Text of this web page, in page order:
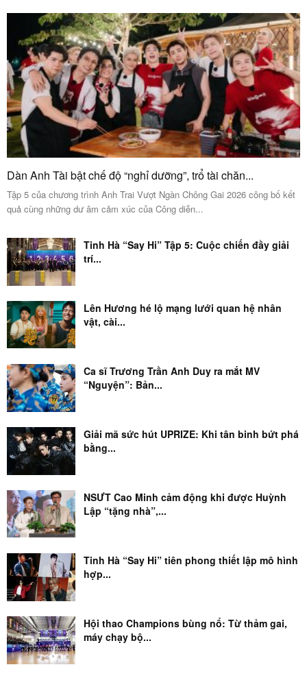
Dàn Anh Tài bật chế độ “nghỉ dưỡng”, trổ tài chăn...
Tập 5 của chương trình Anh Trai Vượt Ngàn Chông Gai 2026 công bố kết
quả cùng những dư âm cảm xúc của Công diễn...
Tinh Hà “Say Hi” Tập 5: Cuộc chiến đầy giải
trí...
Lên Hương hé lộ mạng lưới quan hệ nhân
vật, cài...
Ca sĩ Trương Trần Anh Duy ra mắt MV
“Nguyện”: Bản...
Giải mã sức hút UPRIZE: Khi tân binh bứt phá
bằng...
NSƯT Cao Minh cảm động khi được Huỳnh
Lập “tặng nhà”,...
Tinh Hà “Say Hi” tiên phong thiết lập mô hình
hợp...
Hội thao Champions bùng nổ: Từ thảm gai,
máy chạy bộ...